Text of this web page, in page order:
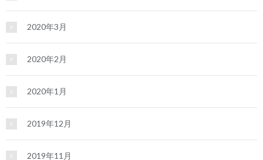
2020年3月
2020年2月
2020年1月
2019年12月
2019年11月